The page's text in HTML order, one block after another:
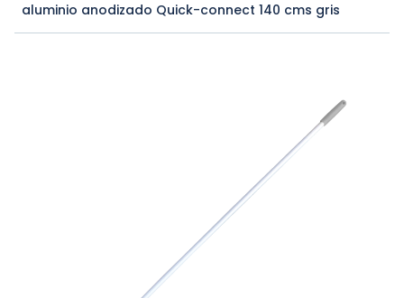
aluminio anodizado Quick-connect 140 cms gris